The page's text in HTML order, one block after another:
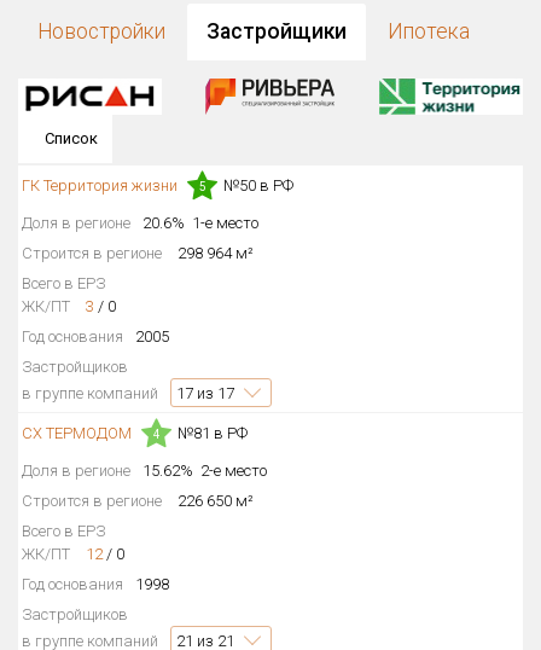
Округ
Все
Цена
Общая площадь, м²
от
Срок сдачи
от
Кол-во комнат
Новостройки Застройщики Ипотека
Список
ГК Территория жизни 5 №50 в РФ
Доля в регионе 20.6% 1-е место
Строится в регионе
298 964 м²
Всего в ЕРЗ
ЖК/ПТ
3 / 0
Год основания
2005
Застройщиков
в группе компаний
17 из 17
СХ ТЕРМОДОМ 4 №81 в РФ
Доля в регионе 15.62% 2-е место
Строится в регионе
226 650 м²
Всего в ЕРЗ
ЖК/ПТ
12/ 0
Год основания
1998
Застройщиков
в группе компаний
21 из 21